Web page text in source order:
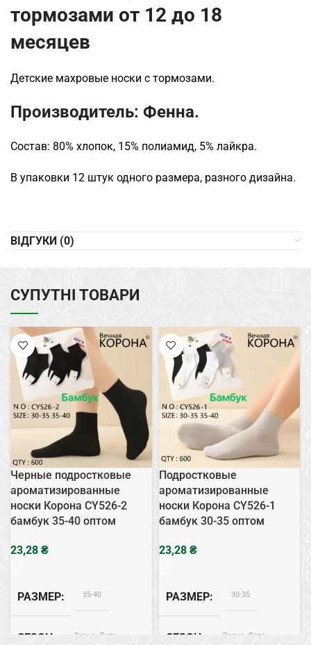
тормозами от 12 до 18
месяцев
Детские махровые носки с тормозами.
Производитель: Фенна.
Состав: 80% хлопок, 15% полиамид, 5% лайкра.
В упаковки 12 штук одного размера, разного дизайна.
ВІДГУКИ (0)
СУПУТНІ ТОВАРИ
Черные подростковые
ароматизированные
носки Корона CY526-2
бамбук 35-40 оптом
₴
РАЗМЕР 35-40
СЕЗОН Весна, Лето
Подростковые
ароматизированные
носки Корона CY526-1
бамбук 30-35 оптом
₴
РАЗМЕР 30-35
СЕЗОН Весна, Лето